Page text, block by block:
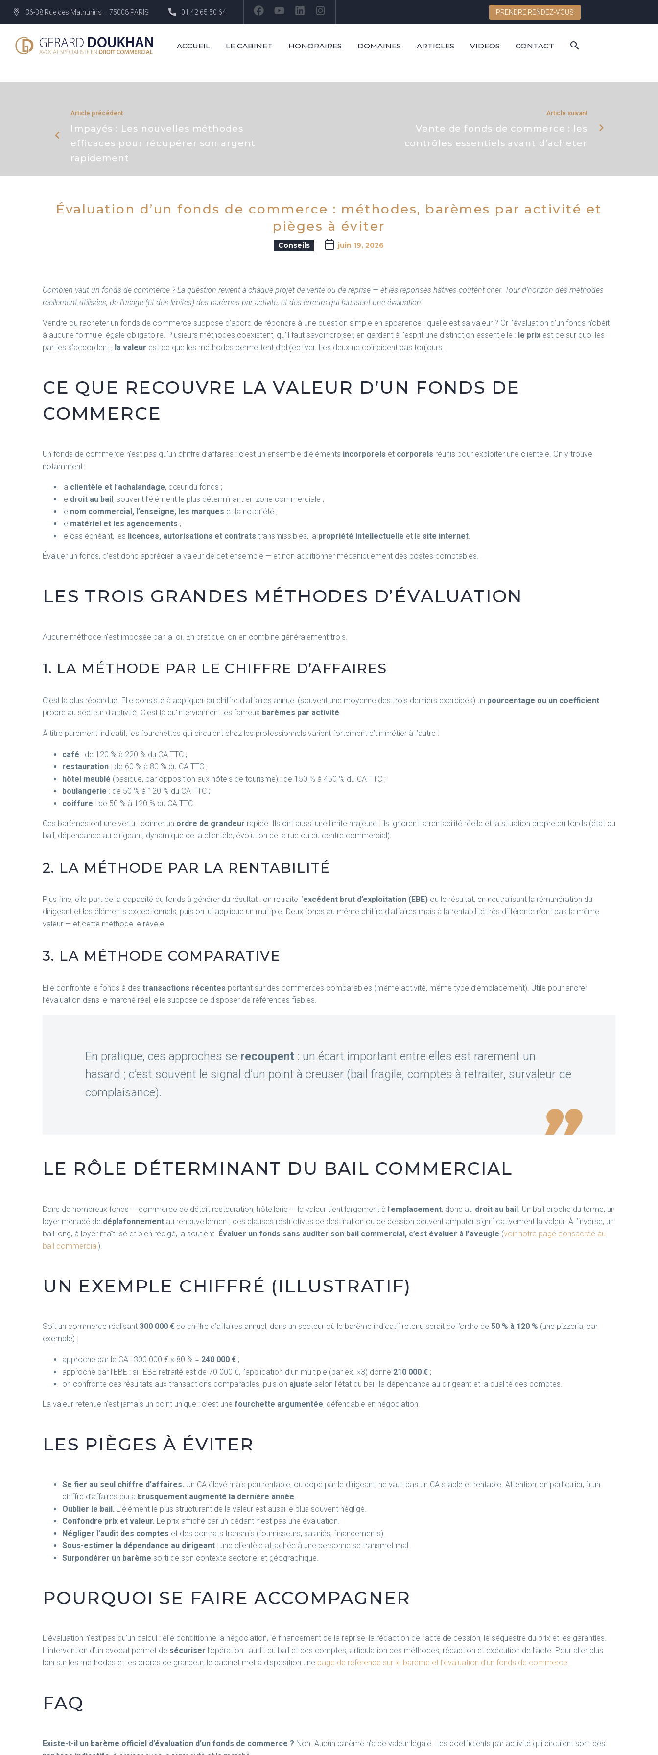
36-38 Rue des Mathurins – 75008 PARIS 01 42 65 50 64 PRENDRE RENDEZ-VOUS
ACCUEIL LE CABINET HONORAIRES DOMAINES ARTICLES VIDEOS CONTACT
Article précédent
Impayés : Les nouvelles méthodes
efficaces pour récupérer son argent
rapidement
Article suivant
Vente de fonds de commerce : les
contrôles essentiels avant d’acheter
Évaluation d’un fonds de commerce : méthodes, barèmes par activité et
pièges à éviter
Conseils juin 19, 2026
Combien vaut un fonds de commerce ? La question revient à chaque projet de vente ou de reprise — et les réponses hâtives coûtent cher. Tour d’horizon des méthodes
réellement utilisées, de l’usage (et des limites) des barèmes par activité, et des erreurs qui faussent une évaluation.
Vendre ou racheter un fonds de commerce suppose d’abord de répondre à une question simple en apparence : quelle est sa valeur ? Or l’évaluation d’un fonds n’obéit
à aucune formule légale obligatoire. Plusieurs méthodes coexistent, qu’il faut savoir croiser, en gardant à l’esprit une distinction essentielle : le prix est ce sur quoi les
parties s’accordent ; la valeur est ce que les méthodes permettent d’objectiver. Les deux ne coïncident pas toujours.
CE QUE RECOUVRE LA VALEUR D’UN FONDS DE
COMMERCE
Un fonds de commerce n’est pas qu’un chiffre d’affaires : c’est un ensemble d’éléments incorporels et corporels réunis pour exploiter une clientèle. On y trouve
notamment :
la clientèle et l’achalandage, cœur du fonds ;
le droit au bail , souvent l’élément le plus déterminant en zone commerciale ;
le nom commercial, l’enseigne, les marques et la notoriété ;
le matériel et les agencements ;
le cas échéant, les licences, autorisations et contrats transmissibles, la propriété intellectuelle et le site internet.
Évaluer un fonds, c’est donc apprécier la valeur de cet ensemble — et non additionner mécaniquement des postes comptables.
LES TROIS GRANDES MÉTHODES D’ÉVALUATION
Aucune méthode n’est imposée par la loi. En pratique, on en combine généralement trois.
1. LA MÉTHODE PAR LE CHIFFRE D’AFFAIRES
C’est la plus répandue. Elle consiste à appliquer au chiffre d’affaires annuel (souvent une moyenne des trois derniers exercices) un pourcentage ou un coefficient
propre au secteur d’activité. C’est là qu’interviennent les fameux barèmes par activité.
À titre purement indicatif, les fourchettes qui circulent chez les professionnels varient fortement d’un métier à l’autre :
café : de 120 % à 220 % du CA TTC ;
restauration : de 60 % à 80 % du CA TTC ;
hôtel meublé (basique, par opposition aux hôtels de tourisme) : de 150 % à 450 % du CA TTC ;
boulangerie : de 50 % à 120 % du CA TTC ;
coiffure : de 50 % à 120 % du CA TTC.
Ces barèmes ont une vertu : donner un ordre de grandeur rapide. Ils ont aussi une limite majeure : ils ignorent la rentabilité réelle et la situation propre du fonds (état du
bail, dépendance au dirigeant, dynamique de la clientèle, évolution de la rue ou du centre commercial).
2. LA MÉTHODE PAR LA RENTABILITÉ
Plus fine, elle part de la capacité du fonds à générer du résultat : on retraite l’excédent brut d’exploitation (EBE) ou le résultat, en neutralisant la rémunération du
dirigeant et les éléments exceptionnels, puis on lui applique un multiple. Deux fonds au même chiffre d’affaires mais à la rentabilité très différente n’ont pas la même
valeur — et cette méthode le révèle.
3. LA MÉTHODE COMPARATIVE
Elle confronte le fonds à des transactions récentes portant sur des commerces comparables (même activité, même type d’emplacement). Utile pour ancrer
l’évaluation dans le marché réel, elle suppose de disposer de références fiables.
En pratique, ces approches se recoupent : un écart important entre elles est rarement un
hasard ; c’est souvent le signal d’un point à creuser (bail fragile, comptes à retraiter, survaleur de
complaisance).
LE RÔLE DÉTERMINANT DU BAIL COMMERCIAL
Dans de nombreux fonds — commerce de détail, restauration, hôtellerie — la valeur tient largement à l’emplacement, donc au droit au bail . Un bail proche du terme, un
loyer menacé de déplafonnement au renouvellement, des clauses restrictives de destination ou de cession peuvent amputer significativement la valeur. À l’inverse, un
bail long, à loyer maîtrisé et bien rédigé, la soutient. Évaluer un fonds sans auditer son bail commercial, c’est évaluer à l’aveugle (voir notre page consacrée au
bail commercial).
UN EXEMPLE CHIFFRÉ (ILLUSTRATIF)
Soit un commerce réalisant 300 000 € de chiffre d’affaires annuel, dans un secteur où le barème indicatif retenu serait de l’ordre de 50 % à 120 % (une pizzeria, par
exemple) :
approche par le CA : 300 000 € × 80 % = 240 000 € ;
approche par l’EBE : si l’EBE retraité est de 70 000 €, l’application d’un multiple (par ex. ×3) donne 210 000 € ;
on confronte ces résultats aux transactions comparables, puis on ajuste selon l’état du bail, la dépendance au dirigeant et la qualité des comptes.
La valeur retenue n’est jamais un point unique : c’est une fourchette argumentée, défendable en négociation.
LES PIÈGES À ÉVITER
Se fier au seul chiffre d’affaires. Un CA élevé mais peu rentable, ou dopé par le dirigeant, ne vaut pas un CA stable et rentable. Attention, en particulier, à un
chiffre d’affaires qui a brusquement augmenté la dernière année.
Oublier le bail. L’élément le plus structurant de la valeur est aussi le plus souvent négligé.
Confondre prix et valeur. Le prix affiché par un cédant n’est pas une évaluation.
Négliger l’audit des comptes et des contrats transmis (fournisseurs, salariés, financements).
Sous-estimer la dépendance au dirigeant : une clientèle attachée à une personne se transmet mal.
Surpondérer un barème sorti de son contexte sectoriel et géographique.
POURQUOI SE FAIRE ACCOMPAGNER
L’évaluation n’est pas qu’un calcul : elle conditionne la négociation, le financement de la reprise, la rédaction de l’acte de cession, le séquestre du prix et les garanties.
L’intervention d’un avocat permet de sécuriser l’opération : audit du bail et des comptes, articulation des méthodes, rédaction et exécution de l’acte. Pour aller plus
loin sur les méthodes et les ordres de grandeur, le cabinet met à disposition une page de référence sur le barème et l’évaluation d’un fonds de commerce.
FAQ
Existe-t-il un barème officiel d’évaluation d’un fonds de commerce ? Non. Aucun barème n’a de valeur légale. Les coefficients par activité qui circulent sont des